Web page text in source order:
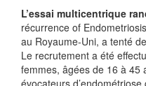
L’essai multicentrique
récurrence of
au Royaume-Uni, a tenté
Le recrutement a été
femmes, âgées de 16 à 45
évocateurs